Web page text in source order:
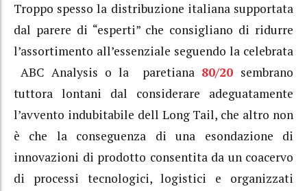
Troppo spesso la distribuzione italiana supportata
dal parere di “esperti” che consigliano di ridurre
l’assortimento all’essenziale seguendo la celebrata
ABC Analysis o la paretiana 80/20 sembrano
tuttora lontani dal considerare adeguatamente
l’avvento indubitabile dell Long Tail, che altro non
è che la conseguenza di una esondazione di
innovazioni di prodotto consentita da un coacervo
di processi tecnologici, logistici e organizzati